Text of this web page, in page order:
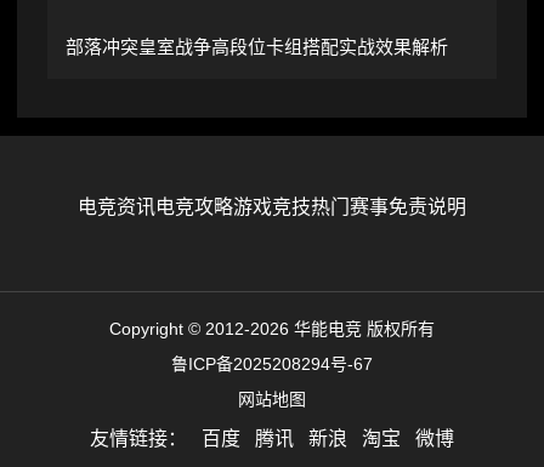
部落冲突皇室战争高段位卡组搭配实战效果解析
电竞资讯电竞攻略游戏竞技热门赛事免责说明
Copyright © 2012-2026 华能电竞 版权所有
鲁ICP备2025208294号-67
网站地图
友情链接： 百度 腾讯 新浪 淘宝 微博